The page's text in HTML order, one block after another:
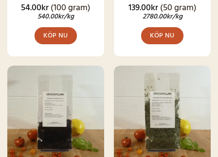
Betygsatt
4.83 av 5
54.00kr(100 gram)
540.00kr/kg
KÖP NU
Betygsatt
4.79av 5
139.00kr(50 gram)
2780.00kr/kg
KÖP NU
SNART I
LAGER IGEN